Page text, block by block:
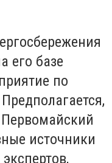
его базе
по
Первомайский
источники